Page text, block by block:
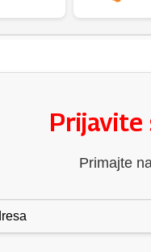
Prijavite
Primajte